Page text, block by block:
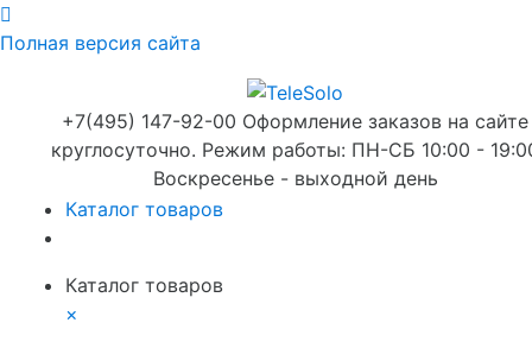
Полная версия сайта
+7(495) 147-92-00 Оформление заказов на сайте
круглосуточно. Режим работы: ПН-СБ 10:00 -
Воскресенье - выходной день
Каталог товаров
Каталог товаров
×